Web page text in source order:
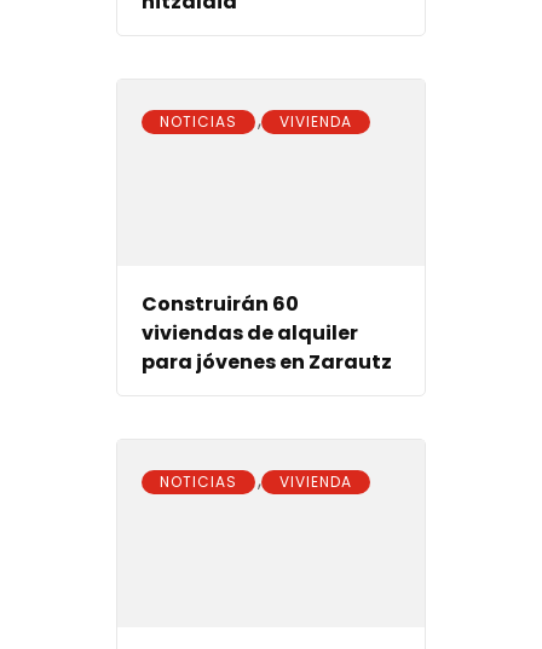
NOTICIAS , VIVIENDA
Construirán 60
viviendas de alquiler
para jóvenes en Zarautz
NOTICIAS , VIVIENDA